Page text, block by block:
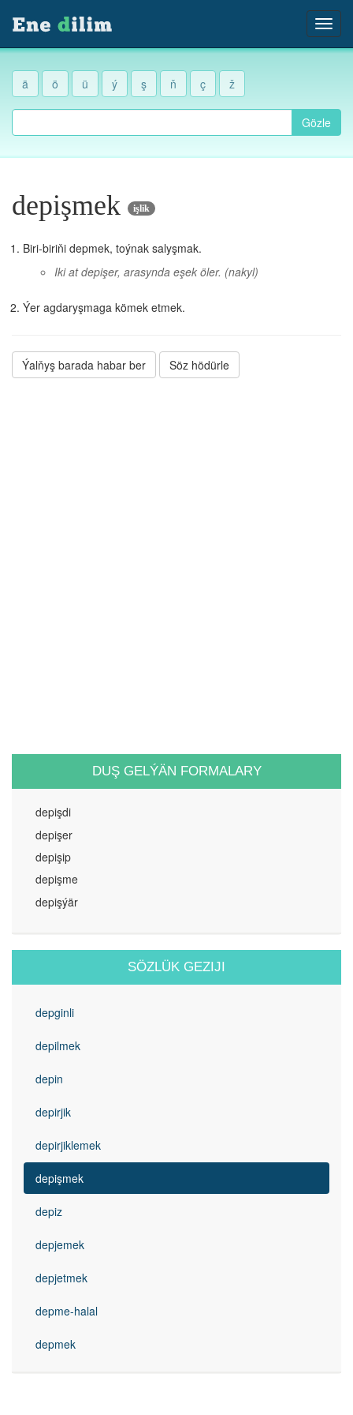
ä ö ü ý ş ň ç ž
Gözle
depişmek işlik
Biri-biriňi depmek, toýnak salyşmak.
Iki at depişer, arasynda eşek öler. (nakyl)
Ýer agdaryşmaga kömek etmek.
Ýalňyş barada habar ber Söz hödürle
DUŞ GELÝÄN FORMALARY
depişdi
depişer
depişip
depişme
depişýär
SÖZLÜK GEZIJI
depginli
depilmek
depin
depirjik
depirjiklemek
depişmek
depiz
depjemek
depjetmek
depme-halal
depmek